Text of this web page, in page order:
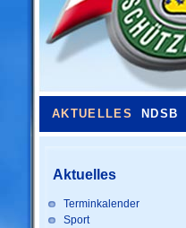
AKTUELLES NDSB
Aktuelles
Terminkalender
Sport